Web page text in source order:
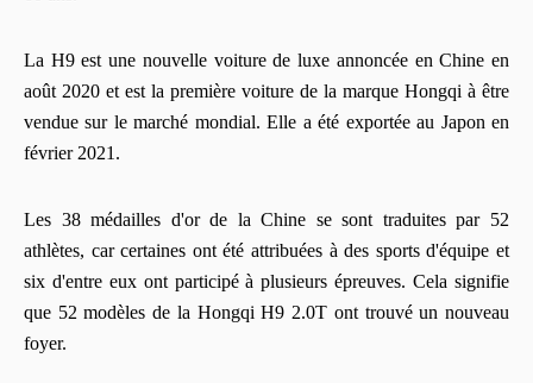
La H9 est une nouvelle voiture de luxe annoncée en Chine en
août 2020 et est la première voiture de la marque Hongqi à être
vendue sur le marché mondial. Elle a été exportée au Japon en
février 2021.
Les 38 médailles d'or de la Chine se sont traduites par 52
athlètes, car certaines ont été attribuées à des sports d'équipe et
six d'entre eux ont participé à plusieurs épreuves. Cela signifie
que 52 modèles de la Hongqi H9 2.0T ont trouvé un nouveau
foyer.